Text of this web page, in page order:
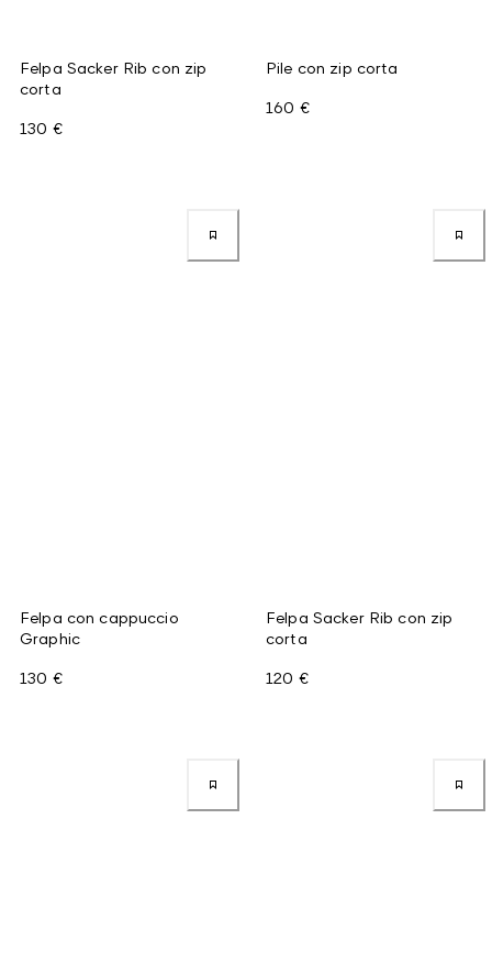
Felpa Sacker Rib con zip
corta
130 €
Pile con zip corta
160 €
Felpa con cappuccio
Graphic
130 €
Felpa Sacker Rib con zip
corta
120 €